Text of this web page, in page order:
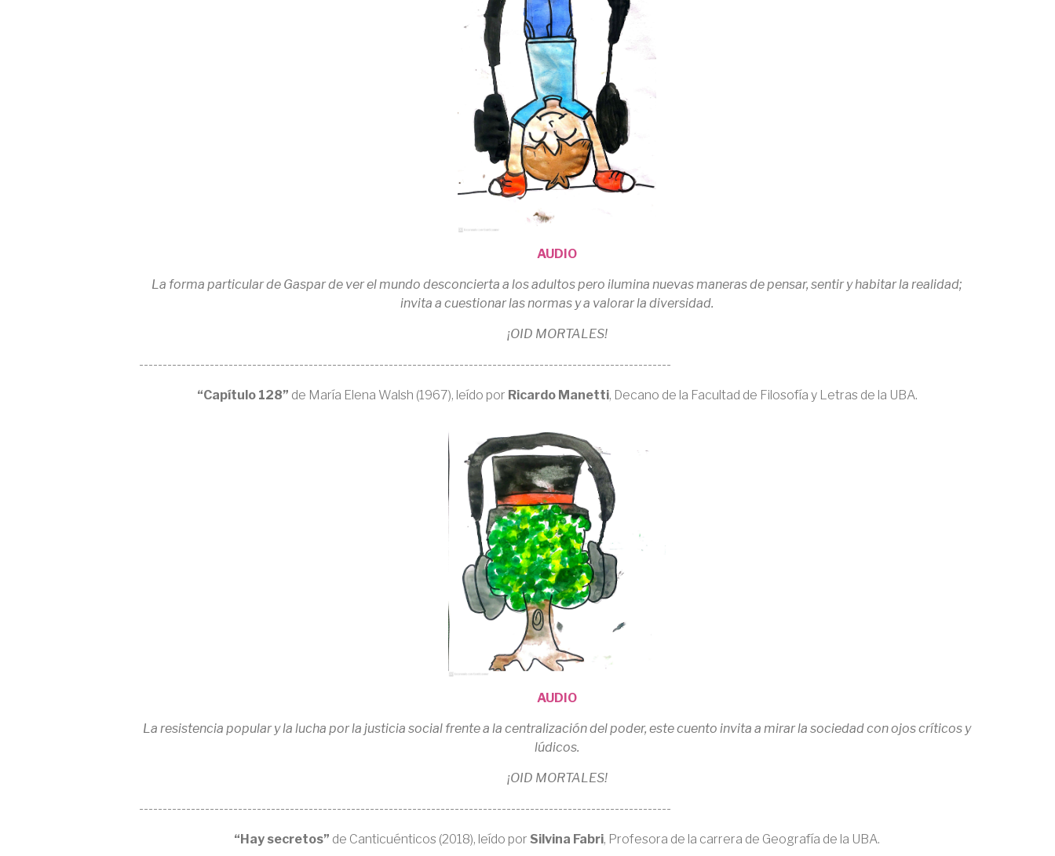
AUDIO
La forma particular de Gaspar de ver el mundo desconcierta a los adultos pero ilumina nuevas maneras de pensar, sentir y habitar la realidad;
invita a cuestionar las normas y a valorar la diversidad.
¡OID MORTALES!
-----------------------------------------------------------------------------------------------------------------
“Capítulo 128” de María Elena Walsh (1967), leído por Ricardo Manetti, Decano de la Facultad de Filosofía y Letras de la UBA.
AUDIO
La resistencia popular y la lucha por la justicia social frente a la centralización del poder, este cuento invita a mirar la sociedad con ojos críticos y
lúdicos.
¡OID MORTALES!
-----------------------------------------------------------------------------------------------------------------
“Hay secretos” de Canticuénticos (2018), leído por Silvina Fabri, Profesora de la carrera de Geografía de la UBA.